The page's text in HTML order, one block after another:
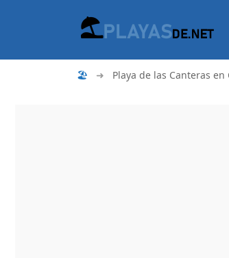
🏖 ➜ Playa de las Canteras